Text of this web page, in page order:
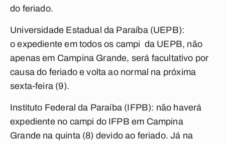
do feriado.
Universidade Estadual da Paraíba (UEPB):
o expediente em todos os campi da UEPB, não
apenas em Campina Grande, será facultativo por
causa do feriado e volta ao normal na próxima
sexta-feira (9).
Instituto Federal da Paraíba (IFPB): não haverá
expediente no campi do IFPB em Campina
Grande na quinta (8) devido ao feriado. Já na